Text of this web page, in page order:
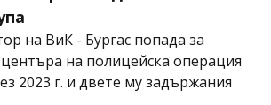
на ВиК - Бургас попада за
на полицейска операция
2023 г. и двете му задържания